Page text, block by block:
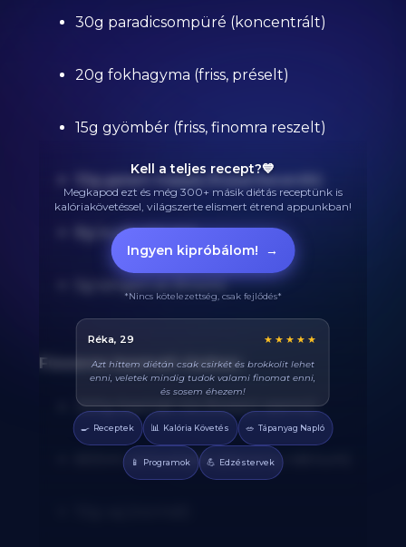
30g paradicsompüré (koncentrált)
20g fokhagyma (friss, préselt)
15g gyömbér (friss, finomra reszelt)
10g garam masala (fűszerkeverék)
8g kurkuma por
5g tengeri só (finom)
Fűszeres basmati rizshez:
300g basmati rizs (hosszú szemű)
600ml csirkealaplé (alacsony nátrium)
Kell a teljes recept?💙
Megkapod ezt és még 300+ másik diétás receptünk is
kalóriakövetéssel, világszerte elismert étrend appunkban!
Ingyen kipróbálom! →
*Nincs kötelezettség, csak fejlődés*
Balázs, 38 ★★★★★
Végre tudom pontosan mennyi fehérjét eszem
naponta. A kaloriaszámláló sokat segít, előtte
össze-vissza zabáltam...
🍳 Receptek 📊 Kalória Követés 🥗 Tápanyag Napló
📱 Programok 💪 Edzéstervek